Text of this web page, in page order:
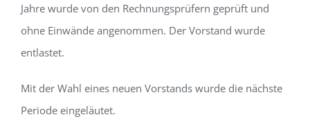
Jahre wurde von den Rechnungsprüfern geprüft und
ohne Einwände angenommen. Der Vorstand wurde
entlastet.
Mit der Wahl eines neuen Vorstands wurde die nächste
Periode eingeläutet.